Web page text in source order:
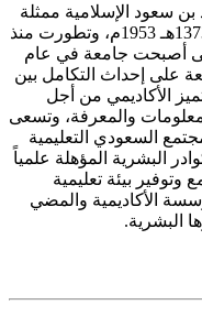
سعود الإسلامية ممثلة
في كلية الشريعة في سنة 1373هـ 1953م، وتطورت منذ
أصبحت جامعة في عام
الجامعة على إحداث التكامل بين
الأكاديمي من أجل
والمعرفة، وتسعى
السعودي التعليمية
البشرية المؤهلة علمياً
وتوفير بيئة تعليمية
الأكاديمية والمضي
البشرية.